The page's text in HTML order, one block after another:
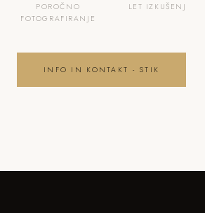
POROČNO
FOTOGRAFIRANJE
LET IZKUŠENJ
INFO IN KONTAKT - STIK